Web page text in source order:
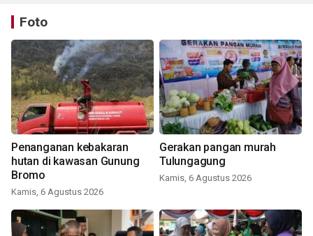
Foto
Penanganan kebakaran
hutan di kawasan Gunung
Bromo
Kamis, 6 Agustus 2026
Gerakan pangan murah
Tulungagung
Kamis, 6 Agustus 2026